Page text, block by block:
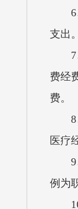
6、
支出
7、
费经
费。
8、
医疗
9、
例为
10